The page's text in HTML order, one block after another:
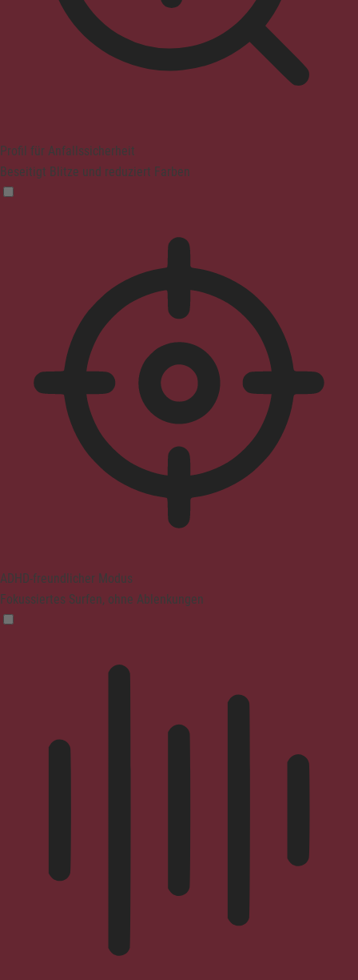
Profil für Anfallssicherheit
Beseitigt Blitze und reduziert Farben
ADHD-freundlicher Modus
Fokussiertes Surfen, ohne Ablenkungen